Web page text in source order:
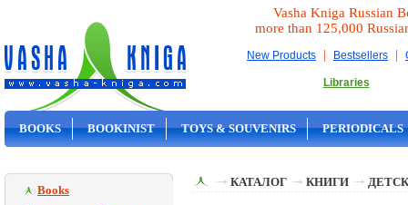
Vasha Kniga Russian
more than 125,000
New Products | Bestsellers |
Libraries
BOOKS BOOKINIST TOYS & SOUVENIRS PERIODICALS
Books
КАТАЛОГ КНИГИ